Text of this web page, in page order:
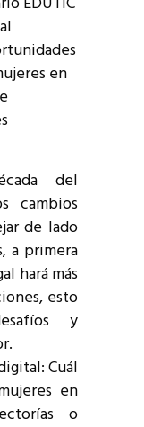
en
del
cambios
de lado
a primera
hará más
esto
y
Cuál
en
o